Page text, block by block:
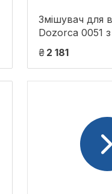
Змішувач для
Dozorca 0051
виливом (з
гарнітуром)
₴ 2 181